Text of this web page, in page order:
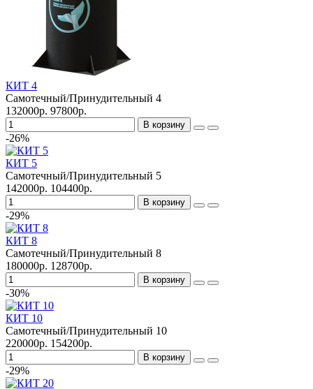
КИТ 4
Самотечный/Принудительный 4
132000р. 97800р.
В корзину
-26%
КИТ 5
Самотечный/Принудительный 5
142000р. 104400р.
В корзину
-29%
КИТ 8
Самотечный/Принудительный 8
180000р. 128700р.
В корзину
-30%
КИТ 10
Самотечный/Принудительный 10
220000р. 154200р.
В корзину
-29%